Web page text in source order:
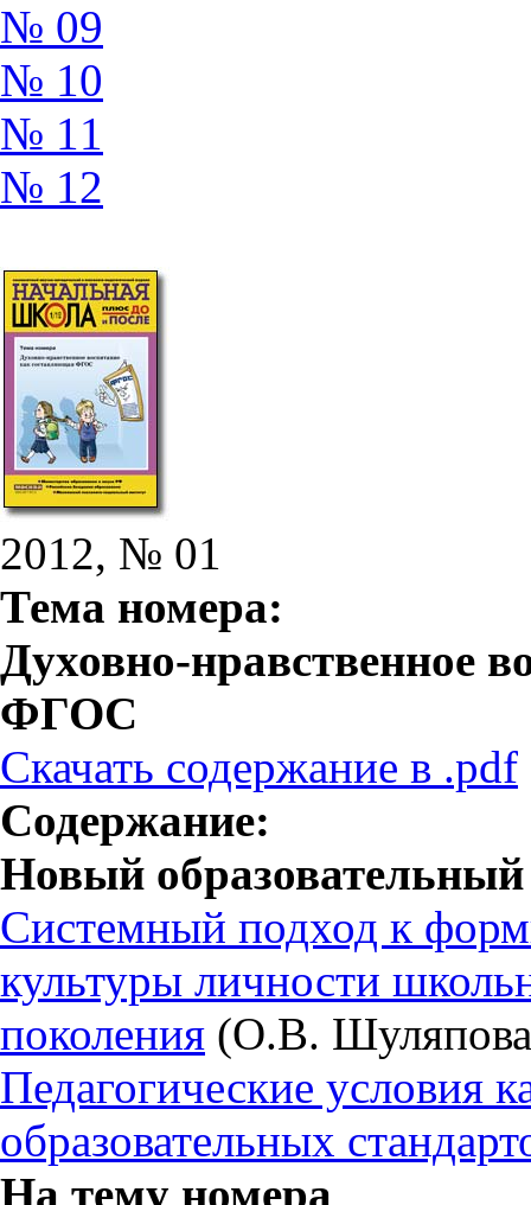
№ 09
№ 10
№ 11
№ 12
2012, № 01
Тема номера:
Духовно-нравственное
ФГОС
Скачать содержание в .pdf
Содержание:
Новый образовательный
Системный подход к
культуры личности
поколения (О.В.
Педагогические условия
образовательных
На тему номера